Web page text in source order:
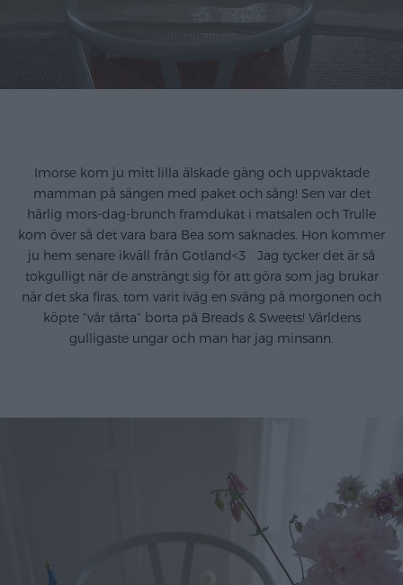
Imorse kom ju mitt lilla älskade gäng och uppvaktade
mamman på sängen med paket och sång! Sen var det
härlig mors-dag-brunch framdukat i matsalen och Trulle
kom över så det vara bara Bea som saknades. Hon kommer
ju hem senare ikväll från Gotland<3 Jag tycker det är så
tokgulligt när de ansträngt sig för att göra som jag brukar
när det ska firas, tom varit iväg en sväng på morgonen och
köpte ”vår tårta” borta på Breads & Sweets! Världens
gulligaste ungar och man har jag minsann.